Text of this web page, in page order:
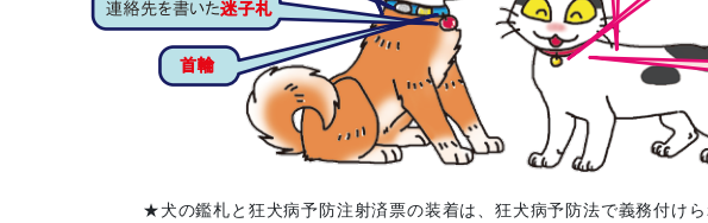
★犬の鑑札と狂犬病予防注射済票の装着は、狂犬病予防法で義務付けら